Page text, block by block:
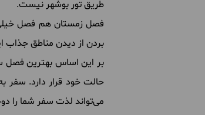
طریق تور بوشهر نیست.
فصل زمستان هم فصل خیلی
بردن از دیدن مناطق جذاب
بر این اساس بهترین فصل
حالت خود قرار دارد. سفر
می‌تواند لذت سفر شما را